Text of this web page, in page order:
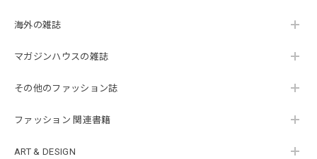
海外の雑誌
マガジンハウスの雑誌
その他のファッション誌
ファッション 関連書籍
ART & DESIGN